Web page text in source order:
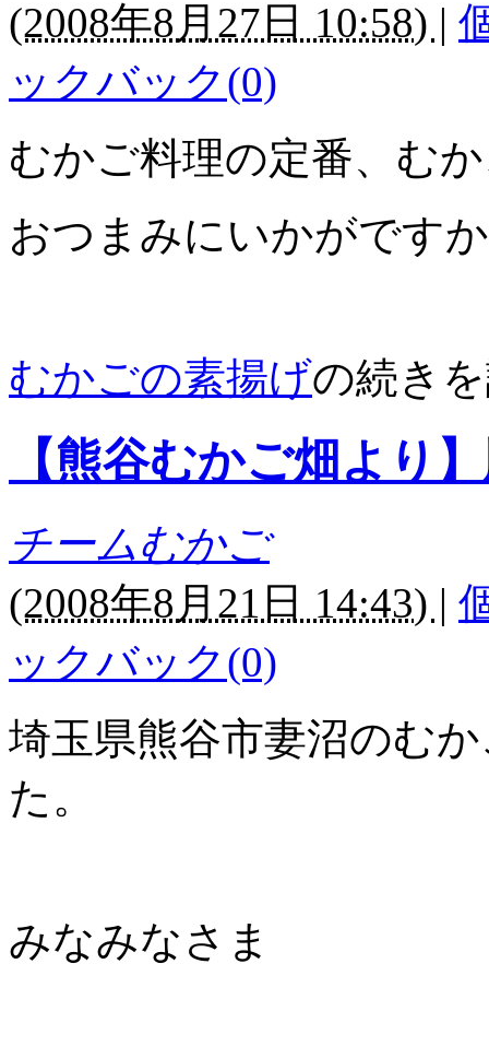
(2008年8月27日 10:58) |
ックバック(0)
むかご料理の定番、む
おつまみにいかがです
むかごの素揚げの続き
【熊谷むかご畑より
チームむかご
(2008年8月21日 14:43) |
ックバック(0)
埼玉県熊谷市妻沼のむ
た。
みなみなさま